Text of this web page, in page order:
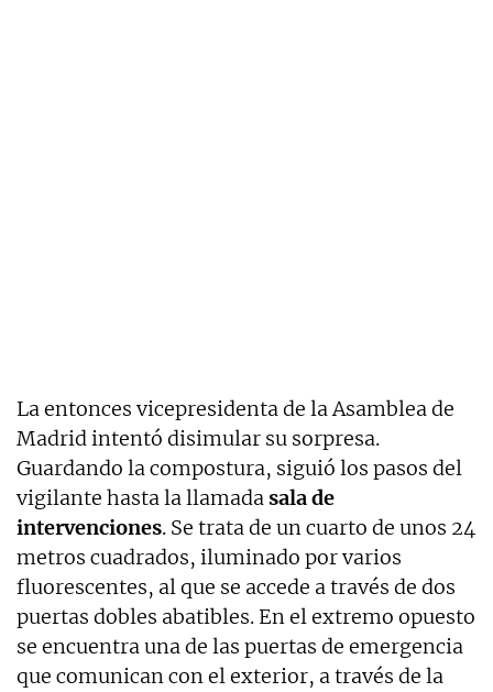
La entonces vicepresidenta de la Asamblea de
Madrid intentó disimular su sorpresa.
Guardando la compostura, siguió los pasos del
vigilante hasta la llamadasala de
intervenciones. Se trata de un cuarto de unos 24
metros cuadrados, iluminado por varios
fluorescentes, al que se accede a través de dos
puertas dobles abatibles. En el extremo opuesto
se encuentra una de las puertas de emergencia
que comunican con el exterior, a través de la